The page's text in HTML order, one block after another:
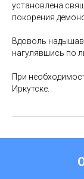
установлена
покорения
Вдоволь
нагулявшись по
При
Иркутске.